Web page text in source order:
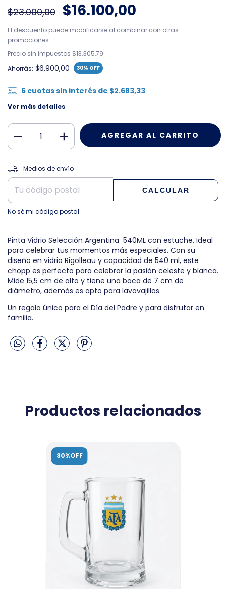
$23.000,00 $16.100,00
El descuento puede modificarse al combinar con otras
promociones.
Precio sin impuestos $13.305,79
Ahorrás: $6.900,00 30% OFF
6 cuotas sin interés de $2.683,33
Ver más detalles
Entregas para el CP:
Medios de envío
CALCULAR
No sé mi código postal
Pinta Vidrio Selección Argentina 540ML con estuche. Ideal
para celebrar tus momentos más especiales. Con su
diseño en vidrio Rigolleau y capacidad de 540 ml, este
chopp es perfecto para celebrar la pasión celeste y blanca.
Mide 15,5 cm de alto y tiene una boca de 7 cm de
diámetro, además es apto para lavavajillas.
Un regalo único para el Día del Padre y para disfrutar en
familia.
Productos relacionados
30%OFF